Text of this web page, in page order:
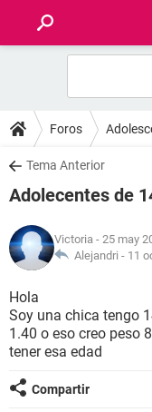
FORUMS
SALUD
NUTRICIÓN
BIENESTAR
SEXUALIDAD
GLOSARIO
Foros
Tema Anterior
Adolecentes de
Victoria - 25 may
Alejandri - 11
Hola
Soy una chica tengo
1.40 o eso creo peso
tener esa edad
Compartir